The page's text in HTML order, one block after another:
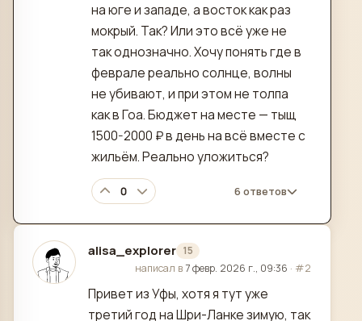
на юге и западе, а восток как раз
мокрый. Так? Или это всё уже не
так однозначно. Хочу понять где в
феврале реально солнце, волны
не убивают, и при этом не толпа
как в Гоа. Бюджет на месте — тыщ
1500-2000 ₽ в день на всё вместе с
жильём. Реально уложиться?
0 6 ответов
alisa_explorer 15
отредактировано
написал в7 февр. 2026 г., 09:36 · #2
Привет из Уфы, хотя я тут уже
третий год на Шри-Ланке зимую, так